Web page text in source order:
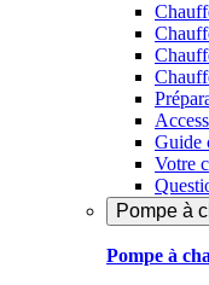
Guide
Votre
Pompe à
Pompe à